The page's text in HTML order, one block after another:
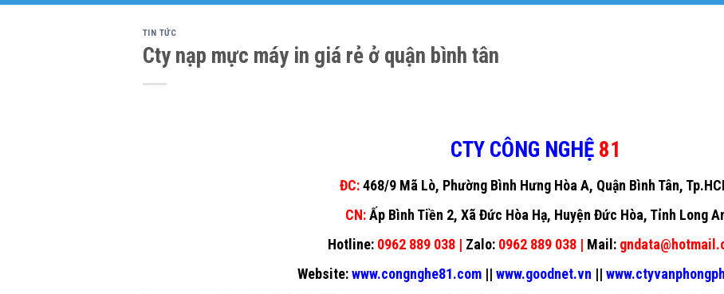
TIN TỨC
Cty nạp mực máy in giá rẻ ở quận bình tân
CTY CÔNG NGHỆ 81
ĐC: 468/9 Mã Lò, Phường Bình Hưng Hòa A, Quận Bình Tân,
CN: Ấp Bình Tiền 2, Xã Đức Hòa Hạ, Huyện Đức Hòa, Tỉnh Long
Hotline:0962 889 038 | Zalo:0962 889 038 | Mail:
Website:www.congnghe81.com || www.goodnet.vn ||